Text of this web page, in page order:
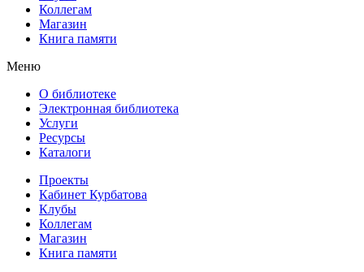
Коллегам
Магазин
Книга памяти
Меню
О библиотеке
Электронная библиотека
Услуги
Ресурсы
Каталоги
Проекты
Кабинет Курбатова
Клубы
Коллегам
Магазин
Книга памяти